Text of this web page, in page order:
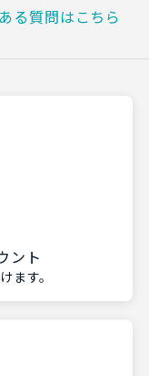
る質問はこちら
ント
ます。